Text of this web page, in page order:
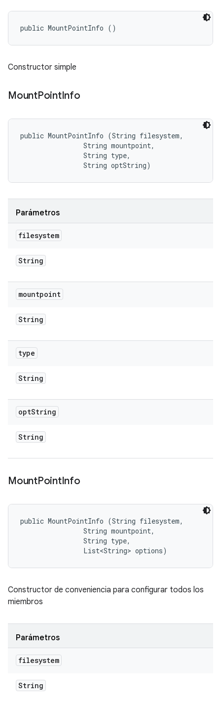
public MountPointInfo ()
Constructor simple
MountPointInfo
public MountPointInfo (String filesystem,
                String mountpoint,
                String type,
                String optString)
Parámetros
filesystem
String
mountpoint
String
type
String
optString
String
MountPointInfo
public MountPointInfo (String filesystem,
                String mountpoint,
                String type,
                List<String> options)
Constructor de conveniencia para configurar todos los
miembros
Parámetros
filesystem
String